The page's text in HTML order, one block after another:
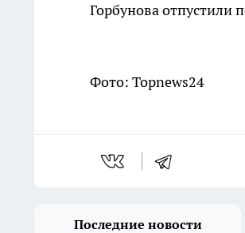
Горбунова отпустили
Фото: Topnews24
Последние новости